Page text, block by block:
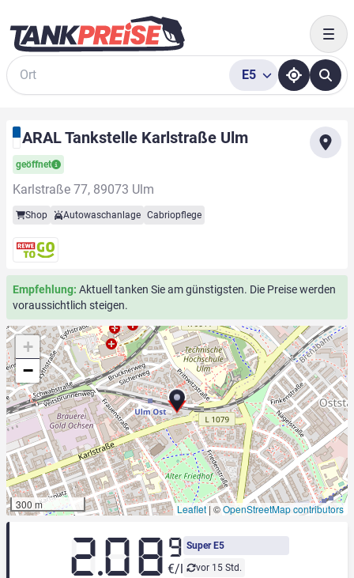
Suche
E5
ARAL Tankstelle Karlstraße Ulm
geöffnet
Karlstraße 77, 89073 Ulm
Shop Autowaschanlage Cabriopflege
Empfehlung: Aktuell tanken Sie am günstigsten. Die Preise werden
voraussichtlich steigen.
+
−
300 m Leaflet | ©OpenStreetMap contributors
Super E5
vor 15 Std.
2.089
€/l